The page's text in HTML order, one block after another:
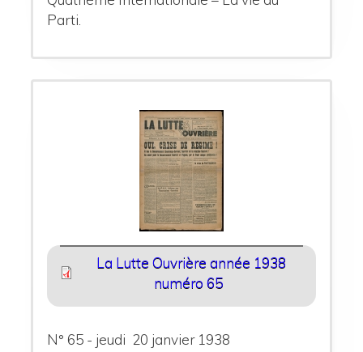
Parti.
La Lutte Ouvrière année 1938
numéro 65
N° 65 - jeudi 20 janvier 1938